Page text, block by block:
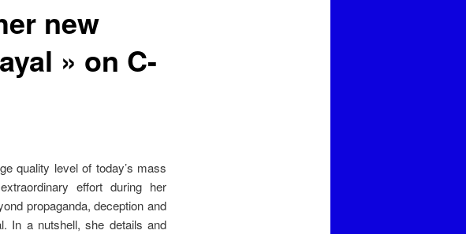
new
» on C-
quality level of today’s mass
effort during her
propaganda, deception and
In a nutshell, she details and